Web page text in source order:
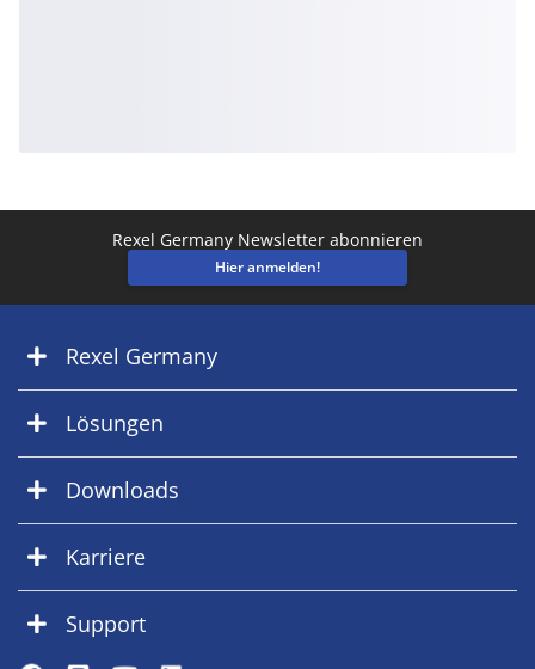
Rexel Germany Newsletter abonnieren
Hier anmelden!
Rexel Germany
Lösungen
Downloads
Karriere
Support